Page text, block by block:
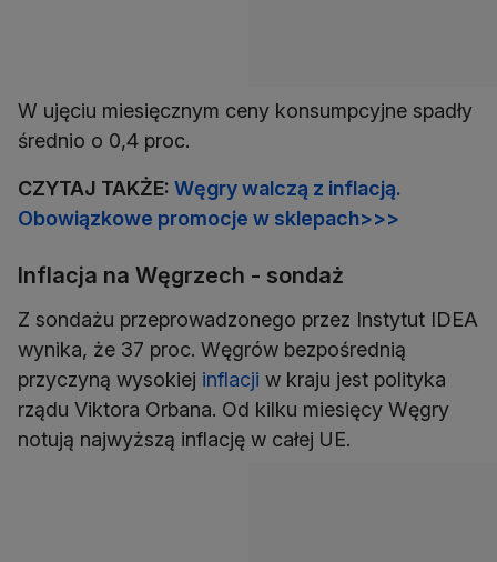
W ujęciu miesięcznym ceny konsumpcyjne spadły
średnio o 0,4 proc.
CZYTAJ TAKŻE: Węgry walczą z inflacją.
Obowiązkowe promocje w sklepach>>>
Inflacja na Węgrzech - sondaż
Z sondażu przeprowadzonego przez Instytut IDEA
wynika, że 37 proc. Węgrów bezpośrednią
przyczyną wysokiej inflacji w kraju jest polityka
rządu Viktora Orbana. Od kilku miesięcy Węgry
notują najwyższą inflację w całej UE.